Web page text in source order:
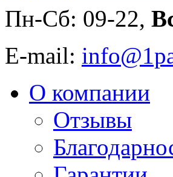
Пн-Сб: 09-22,
E-mail:
О компании
Отзывы